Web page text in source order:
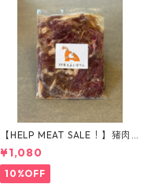
【HELP MEAT SALE！】猪肉
で作った対馬のソウルフード
『とんちゃん』
¥1,080
10%OFF